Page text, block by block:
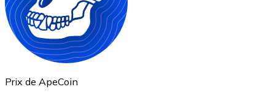
ETH
Prix de ApeCoin